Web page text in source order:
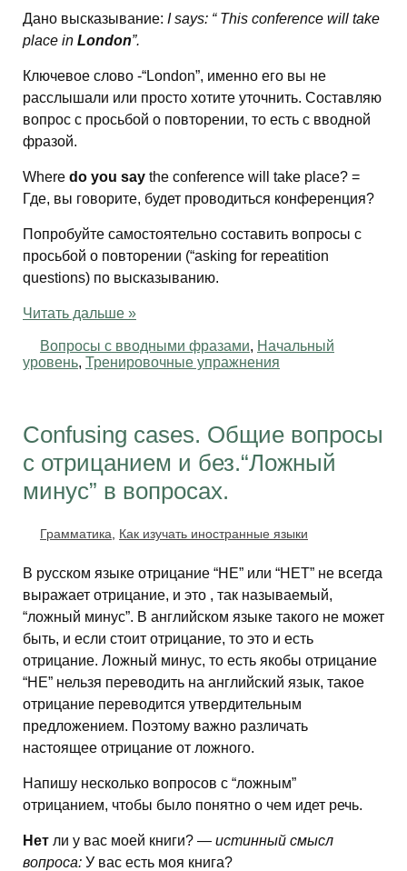
Дано высказывание: I says: “ This conference will take
place in London”.
Ключевое слово -“London”, именно его вы не
расслышали или просто хотите уточнить. Составляю
вопрос с просьбой о повторении, то есть с вводной
фразой.
Where do you say the conference will take place? =
Где, вы говорите, будет проводиться конференция?
Попробуйте самостоятельно составить вопросы с
просьбой о повторении (“asking for repeatition
questions) по высказыванию.
Читать дальше »
Вопросы с вводными фразами, Начальный
уровень, Тренировочные упражнения
Confusing cases. Общие вопросы
с отрицанием и без.“Ложный
минус” в вопросах.
Грамматика Как изучать иностранные языки
В русском языке отрицание “НЕ” или “НЕТ” не всегда
выражает отрицание, и это , так называемый,
“ложный минус”. В английском языке такого не может
быть, и если стоит отрицание, то это и есть
отрицание. Ложный минус, то есть якобы отрицание
“НЕ” нельзя переводить на английский язык, такое
отрицание переводится утвердительным
предложением. Поэтому важно различать
настоящее отрицание от ложного.
Напишу несколько вопросов с “ложным”
отрицанием, чтобы было понятно о чем идет речь.
Нет ли у вас моей книги? — истинный смысл
вопроса: У вас есть моя книга?